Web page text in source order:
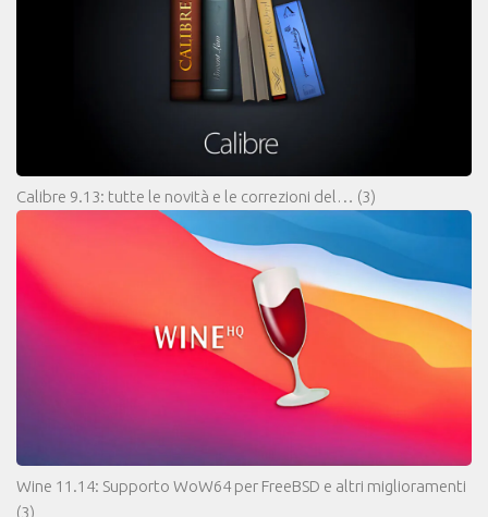
Calibre 9.13: tutte le novità e le correzioni del… (3)
Wine 11.14: Supporto WoW64 per FreeBSD e altri miglioramenti
(3)